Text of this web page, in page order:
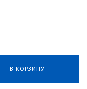
В КОРЗИНУ